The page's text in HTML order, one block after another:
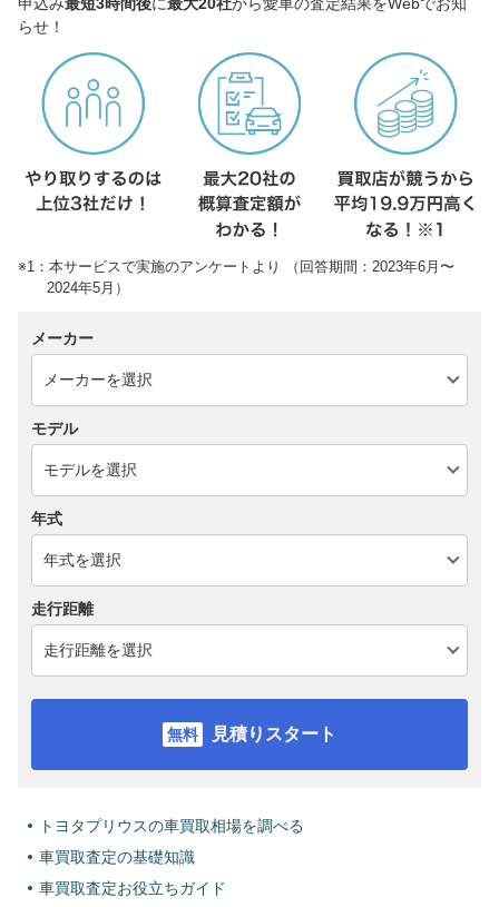
らせ！
※1：本サービスで実施のアンケートより （回答期間：2023年6月〜
2024年5月）
メーカー
モデル
年式
走行距離
見積りスタート
トヨタプリウスの車買取相場を調べる
車買取査定の基礎知識
車買取査定お役立ちガイド